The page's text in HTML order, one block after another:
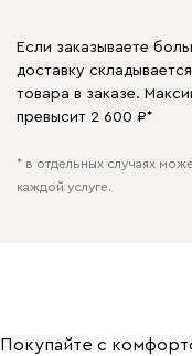
Если заказываете
доставку
товара в заказе.
превысит 2 600 ₽*
* в отдельных случаях
каждой услуге.
Покупайте с